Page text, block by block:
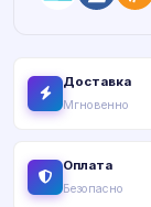
Доставка
Мгновенно
Оплата
Безопасно